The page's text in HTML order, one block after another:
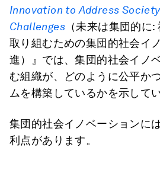
Innovation to Address Society
Challenges （未来は集団的に
取り組むための集団的社会イ
進）』では、集団的社会イノ
む組織が、どのように公平か
ムを構築しているかを示して
集団的社会イノベーションに
利点があります。